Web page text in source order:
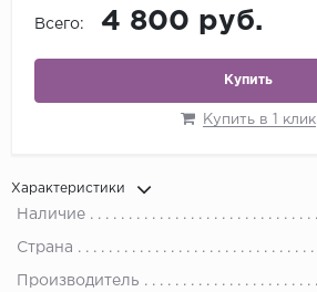
Всего: 4 800 руб.
Купить
Купить в 1 клик
Характеристики
Наличие
Страна
Производитель